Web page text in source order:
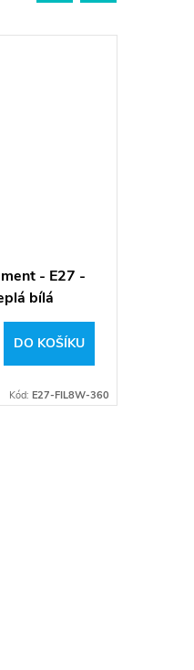
- E27 -
bílá
DO KOŠÍKU
Kód: E27-FIL8W-360